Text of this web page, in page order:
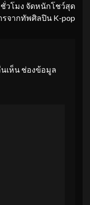
ชั่วโมง จัดหนักโชว์สุด
รจากทัพศิลปิน K-pop
เห็น ช่องข้อมูล